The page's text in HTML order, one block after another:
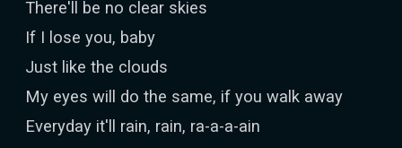
There'll be no clear skies
If I lose you, baby
Just like the clouds
My eyes will do the same, if you walk away
Everyday it'll rain, rain, ra-a-a-ain